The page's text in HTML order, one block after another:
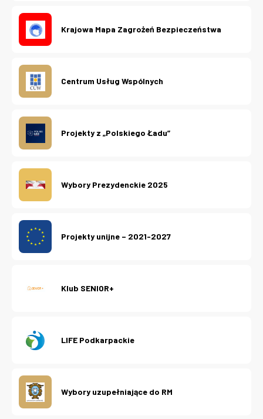
Krajowa Mapa Zagrożeń Bezpieczeństwa
Centrum Usług Wspólnych
Projekty z „Polskiego Ładu”
Wybory Prezydenckie 2025
Projekty unijne – 2021-2027
Klub SENIOR+
LIFE Podkarpackie
Wybory uzupełniające do RM